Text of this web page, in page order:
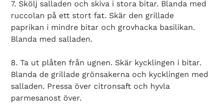
7. Skölj salladen och skiva i stora bitar. Blanda med
ruccolan på ett stort fat. Skär den grillade
paprikan i mindre bitar och grovhacka basilikan.
Blanda med salladen.
8. Ta ut plåten från ugnen. Skär kycklingen i bitar.
Blanda de grillade grönsakerna och kycklingen med
salladen. Pressa över citronsaft och hyvla
parmesanost över.